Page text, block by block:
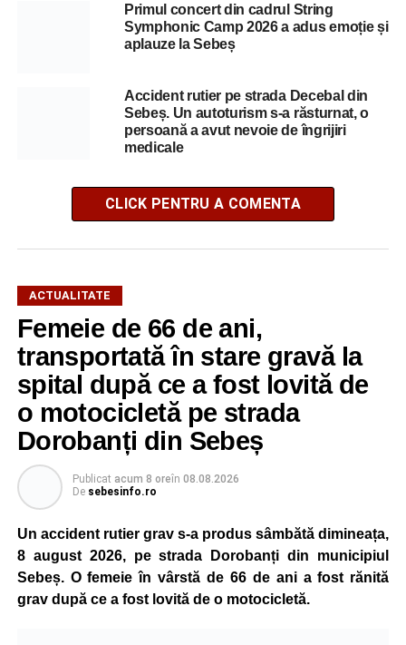
Primul concert din cadrul String
Symphonic Camp 2026 a adus emoție și
aplauze la Sebeș
Accident rutier pe strada Decebal din
Sebeș. Un autoturism s-a răsturnat, o
persoană a avut nevoie de îngrijiri
medicale
CLICK PENTRU A COMENTA
ACTUALITATE
Femeie de 66 de ani,
transportată în stare gravă la
spital după ce a fost lovită de
o motocicletă pe strada
Dorobanți din Sebeș
Publicat acum 8 oreîn 08.08.2026
De sebesinfo.ro
Un accident rutier grav s-a produs sâmbătă dimineața,
8 august 2026, pe strada Dorobanți din municipiul
Sebeș. O femeie în vârstă de 66 de ani a fost rănită
grav după ce a fost lovită de o motocicletă.